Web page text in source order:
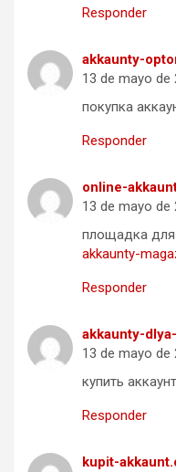
Responder
akkaunty-
13 de mayo de
покупка
Responder
online-
13 de mayo de
площадка для
akkaunty-
Responder
akkaunty-
13 de mayo de
купить аккаунт
Responder
kupit-